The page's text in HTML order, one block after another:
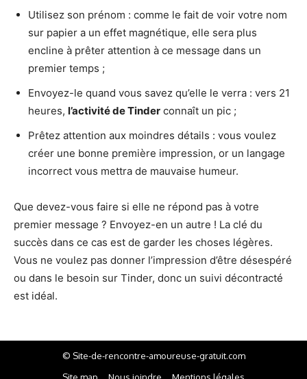
Utilisez son prénom : comme le fait de voir votre nom
sur papier a un effet magnétique, elle sera plus
encline à prêter attention à ce message dans un
premier temps ;
Envoyez-le quand vous savez qu’elle le verra : vers 21
heures, l’activité de Tinder connaît un pic ;
Prêtez attention aux moindres détails : vous voulez
créer une bonne première impression, or un langage
incorrect vous mettra de mauvaise humeur.
Que devez-vous faire si elle ne répond pas à votre
premier message ? Envoyez-en un autre ! La clé du
succès dans ce cas est de garder les choses légères.
Vous ne voulez pas donner l’impression d’être désespéré
ou dans le besoin sur Tinder, donc un suivi décontracté
est idéal.
© Site-de-rencontre-amoureuse-gratuit.com